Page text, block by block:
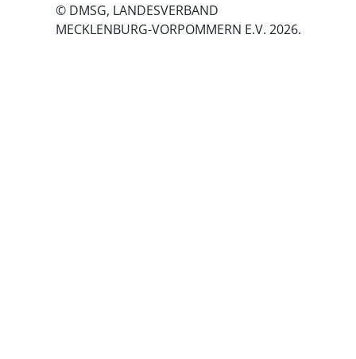
© DMSG, LANDESVERBAND
MECKLENBURG-VORPOMMERN E.V. 2026.